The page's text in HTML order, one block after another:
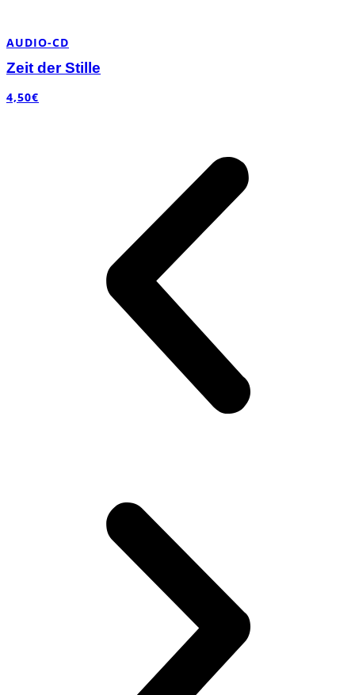
AUDIO-CD
Zeit der Stille
4,50€